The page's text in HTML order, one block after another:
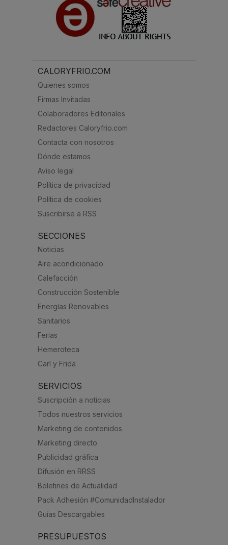
CALORYFRIO.COM
Quienes somos
Firmas Invitadas
Colaboradores Editoriales
Redactores Caloryfrio.com
Contacta con nosotros
Dónde estamos
Aviso legal
Política de privacidad
Política de cookies
Suscribirse a RSS
SECCIONES
Noticias
Aire acondicionado
Calefacción
Construcción Sostenible
Energías Renovables
Sanitarios
Ferias
Hemeroteca
Carl y Frida
SERVICIOS
Suscripción a noticias
Todos nuestros servicios
Marketing de contenidos
Marketing directo
Publicidad gráfica
Difusión en RRSS
Boletines de Actualidad
Pack Adhesión #ComunidadInstalador
Guías Descargables
PRESUPUESTOS